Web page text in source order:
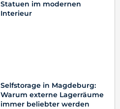
Statuen im modernen
Interieur
Selfstorage in Magdeburg:
Warum externe Lagerräume
immer beliebter werden